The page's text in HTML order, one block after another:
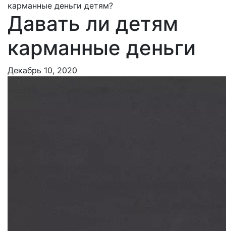
карманные деньги детям?
Давать ли детям
карманные деньги
Декабрь 10, 2020